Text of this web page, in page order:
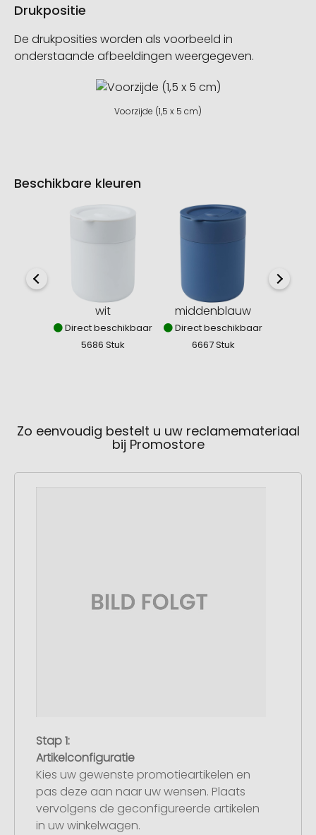
Drukpositie
De drukposities worden als voorbeeld in
onderstaande afbeeldingen weergegeven.
Voorzijde (1,5 x 5 cm)
Beschikbare kleuren
wit
Direct beschikbaar
5686 Stuk
middenblauw
Direct beschikbaar
6667 Stuk
Zo eenvoudig bestelt u uw reclamemateriaal
bij Promostore
Stap 1:
Artikelconfiguratie
Kies uw gewenste promotieartikelen en
pas deze aan naar uw wensen. Plaats
vervolgens de geconfigureerde artikelen
in uw winkelwagen.